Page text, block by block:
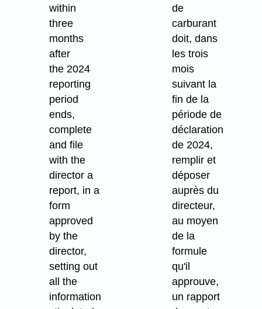
within
three
months
after
the 2024
reporting
period
ends,
complete
and file
with the
director a
report, in a
form
approved
by the
director,
setting out
all the
information
de
carburant
doit, dans
les trois
mois
suivant la
fin de la
période de
déclaration
de 2024,
remplir et
déposer
auprès du
directeur,
au moyen
de la
formule
qu'il
approuve,
un rapport